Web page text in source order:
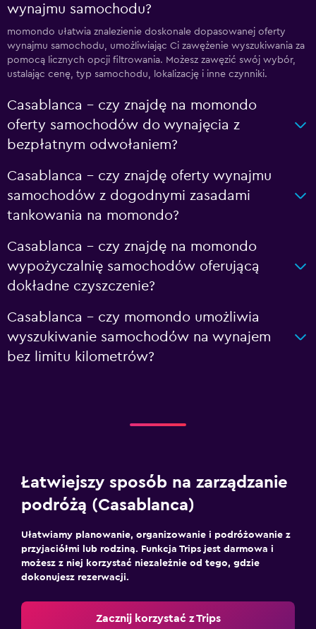
wynajmu samochodu?
momondo ułatwia znalezienie doskonale dopasowanej oferty
wynajmu samochodu, umożliwiając Ci zawężenie wyszukiwania za
pomocą licznych opcji filtrowania. Możesz zawęzić swój wybór,
ustalając cenę, typ samochodu, lokalizację i inne czynniki.
Casablanca – czy znajdę na momondo
oferty samochodów do wynajęcia z
bezpłatnym odwołaniem?
Casablanca – czy znajdę oferty wynajmu
samochodów z dogodnymi zasadami
tankowania na momondo?
Casablanca – czy znajdę na momondo
wypożyczalnię samochodów oferującą
dokładne czyszczenie?
Casablanca – czy momondo umożliwia
wyszukiwanie samochodów na wynajem
bez limitu kilometrów?
Łatwiejszy sposób na zarządzanie
podróżą (Casablanca)
Ułatwiamy planowanie, organizowanie i podróżowanie z
przyjaciółmi lub rodziną. Funkcja Trips jest darmowa i
możesz z niej korzystać niezależnie od tego, gdzie
dokonujesz rezerwacji.
Zacznij korzystać z Trips